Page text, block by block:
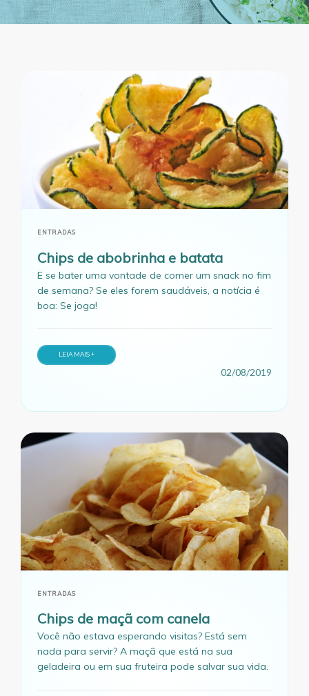
ENTRADAS
Chips de abobrinha e batata
E se bater uma vontade de comer um snack no fim
de semana? Se eles forem saudáveis, a notícia é
boa: Se joga!
LEIA MAIS +
02/08/2019
ENTRADAS
Chips de maçã com canela
Você não estava esperando visitas? Está sem
nada para servir? A maçã que está na sua
geladeira ou em sua fruteira pode salvar sua vida.